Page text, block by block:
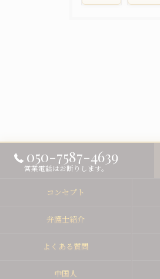
050-7587-4639
営業電話はお断りします。
コンセプト
弁護士紹介
よくある質問
中国人